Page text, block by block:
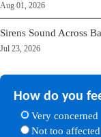
Aug 01, 2026
Sirens Sound Across
Jul 23, 2026
How do you
Very concerned
Not too affected